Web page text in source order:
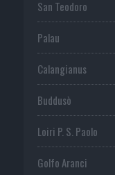
San Teodoro
Palau
Calangianus
Buddusò
Loiri P. S. Paolo
Golfo Aranci